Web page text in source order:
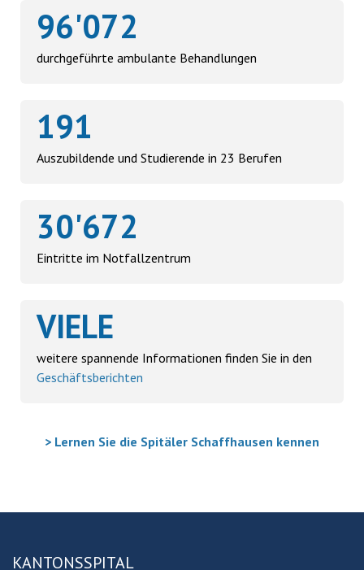
96'072
durchgeführte ambulante Behandlungen
191
Auszubildende und Studierende in 23 Berufen
30'672
Eintritte im Notfallzentrum
VIELE
weitere spannende Informationen finden Sie in den
Geschäftsberichten
> Lernen Sie die Spitäler Schaffhausen kennen
KANTONSSPITAL